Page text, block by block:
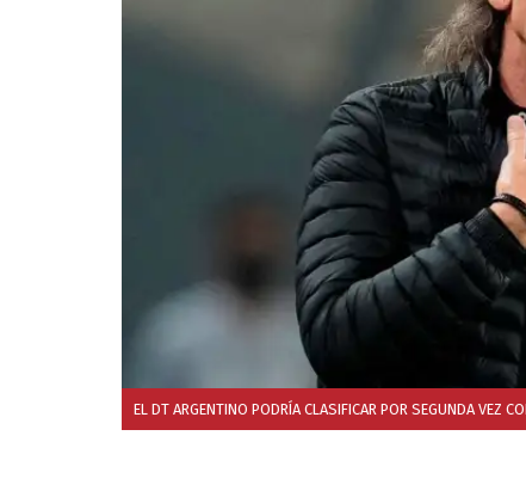
EL DT ARGENTINO PODRÍA CLASIFICAR POR SEGUNDA VEZ